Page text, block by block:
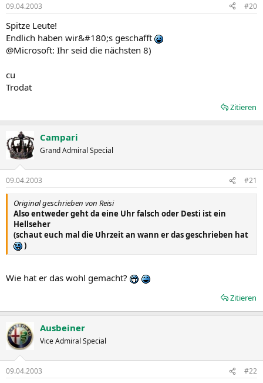
09.04.2003 #20
Spitze Leute!
Endlich haben wir&#180;s geschafft
@Microsoft: Ihr seid die nächsten 8)
cu
Trodat
Zitieren
Campari
Grand Admiral Special
09.04.2003 #21
Original geschrieben von Reisi
Also entweder geht da eine Uhr falsch oder Desti ist ein
Hellseher
(schaut euch mal die Uhrzeit an wann er das geschrieben hat
)
Wie hat er das wohl gemacht?
Zitieren
Ausbeiner
Vice Admiral Special
09.04.2003 #22